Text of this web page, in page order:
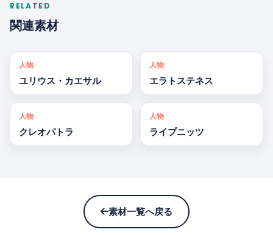
RELATED
関連素材
人物
ユリウス・カエサル
人物
エラトステネス
人物
クレオパトラ
人物
ライプニッツ
素材一覧へ戻る